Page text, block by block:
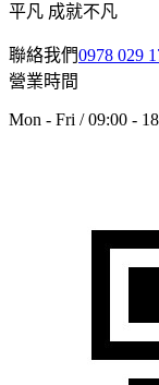
平凡 成就不凡
聯絡我們0978 029
營業時間
Mon - Fri / 09:00 -